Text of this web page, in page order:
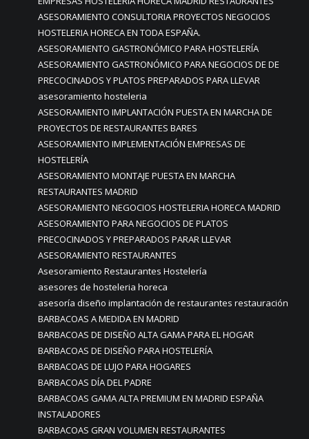
ASESORAMIENTO CONSULTORIA PROYECTOS NEGOCIOS
HOSTELERIA HORECA EN TODA ESPAÑA.
ASESORAMIENTO GASTRONÓMICO PARA HOSTELERÍA
ASESORAMIENTO GASTRONÓMICO PARA NEGOCIOS DE DE
PRECOCINADOS Y PLATOS PREPARADOS PARA LLEVAR
asesoramiento hosteleria
ASESORAMIENTO IMPLANTACIÓN PUESTA EN MARCHA DE
PROYECTOS DE RESTAURANTES BARES
ASESORAMIENTO IMPLEMENTACIÓN EMPRESAS DE
HOSTELERÍA
ASESORAMIENTO MONTAJE PUESTA EN MARCHA
RESTAURANTES MADRID
ASESORAMIENTO NEGOCIOS HOSTELERIA HORECA MADRID
ASESORAMIENTO PARA NEGOCIOS DE PLATOS
PRECOCINADOS Y PREPARADOS PARAR LLEVAR
ASESORAMIENTO RESTAURANTES
Asesoramiento Restaurantes Hostelería
asesores de hosteleria horeca
asesoría diseño implantación de restaurantes restauración
BARBACOAS A MEDIDA EN MADRID
BARBACOAS DE DISEÑO ALTA GAMA PARA EL HOGAR
BARBACOAS DE DISEÑO PARA HOSTELERÍA
BARBACOAS DE LUJO PARA HOGARES
BARBACOAS DÍA DEL PADRE
BARBACOAS GAMA ALTA PREMIUM EN MADRID ESPAÑA
INSTALADORES
BARBACOAS GRAN VOLUMEN RESTAURANTES